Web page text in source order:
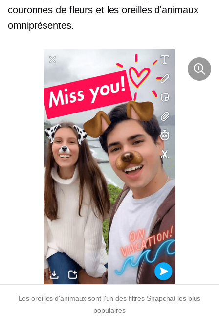
couronnes de fleurs et les oreilles d'animaux
omniprésentes.
Les oreilles d'animaux sont l'un des filtres Snapchat les plus
populaires